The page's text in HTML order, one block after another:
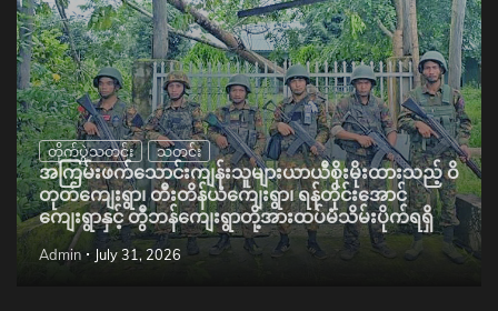
တိုက်ပွဲသတင်း သတင်း
အကြမ်းဖက်သောင်းကျန်းသူများယာယီစိုးမိုးထားသည့် ဝိ
တုတ်ကျေးရွာ၊ တီးတိန်ယံကျေးရွာ၊ ရန်တိုင်းအောင်
ကျေးရွာနှင့် တွီဘန်ကျေးရွာတို့အားထပ်မံသိမ်းပိုက်ရရှိ
Admin July 31, 2026